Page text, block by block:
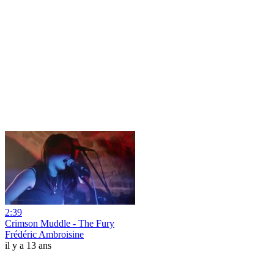
2:39
Crimson Muddle - The Fury
Frédéric Ambroisine
il y a 13 ans